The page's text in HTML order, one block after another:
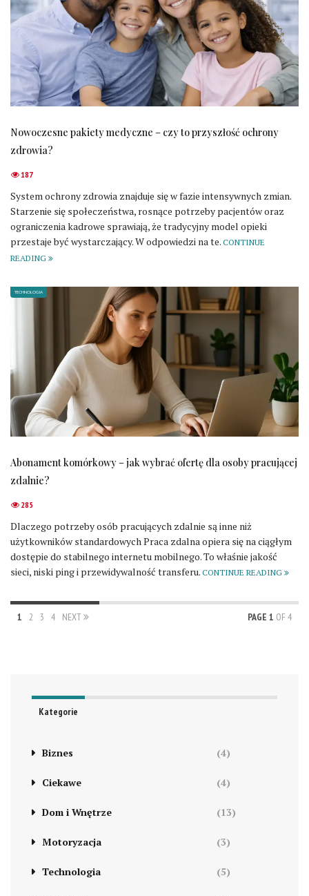
Nowoczesne pakiety medyczne – czy to przyszłość ochrony
zdrowia?
187
System ochrony zdrowia znajduje się w fazie intensywnych zmian.
Starzenie się społeczeństwa, rosnące potrzeby pacjentów oraz
ograniczenia kadrowe sprawiają, że tradycyjny model opieki
przestaje być wystarczający. W odpowiedzi na te. CONTINUE
READING
TECHNOLOGIA
Abonament komórkowy – jak wybrać ofertę dla osoby pracującej
zdalnie?
285
Dlaczego potrzeby osób pracujących zdalnie są inne niż
użytkowników standardowych Praca zdalna opiera się na ciągłym
dostępie do stabilnego internetu mobilnego. To właśnie jakość
sieci, niski ping i przewidywalność transferu. CONTINUE READING
1 2 3 4 NEXT PAGE 1 OF 4
Kategorie
Biznes (4)
Ciekawe (4)
Dom i Wnętrze (13)
Motoryzacja (3)
Technologia (5)